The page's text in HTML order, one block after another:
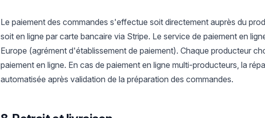
Le paiement des commandes s'effectue soit directement auprès du
soit en ligne par carte bancaire via Stripe. Le service de paiement en
Europe (agrément d'établissement de paiement). Chaque producteur
paiement en ligne. En cas de paiement en ligne multi-producteurs, la
automatisée après validation de la préparation des commandes.